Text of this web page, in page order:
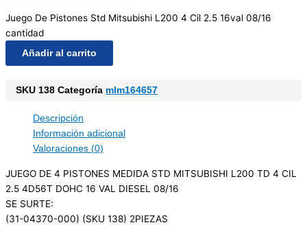
Juego De Pistones Std Mitsubishi L200 4 Cil 2.5 16val 08/16
cantidad
Añadir al carrito
SKU 138 Categoría mlm164657
Descripción
Información adicional
Valoraciones (0)
JUEGO DE 4 PISTONES MEDIDA STD MITSUBISHI L200 TD 4 CIL
2.5 4D56T DOHC 16 VAL DIESEL 08/16
SE SURTE:
(31-04370-000) (SKU 138) 2PIEZAS